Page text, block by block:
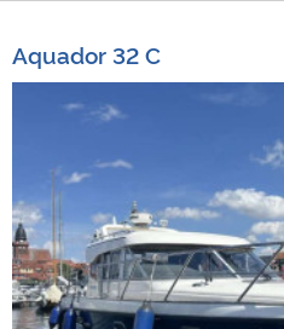
Aquador 32 C